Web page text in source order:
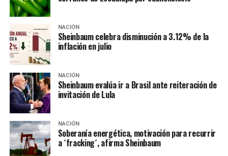
la encuesta que realiza su partido que son parte de las
reglas que pone Morena para competir.
Sin embargo, dijo que su postulación también
dependería de si le dan “permiso”, aunque señaló que no
ha hablado el tema con la presidenta, porque ahora
tiene la responsabilidad de encabezar la Agencia de
Aduanas.
NOTAS RELACIONADAS:
ELECCIONES
PRINCIPAL QROO
QUINTA ROO
RAFAEL MARÍN MOLLINEDO
SUSPIRANTES2027
NACIÓN
Sheinbaum celebra disminución a 3.12% de la
inflación en julio
NACIÓN
Sheinbaum evalúa ir a Brasil ante reiteración de
invitación de Lula
NACIÓN
Soberanía energética, motivación para recurrir
a ´fracking´, afirma Sheinbaum